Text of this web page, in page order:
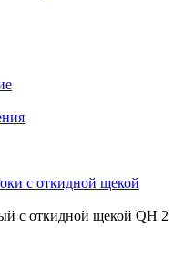
с откидной щекой
с откидной щекой QH 2